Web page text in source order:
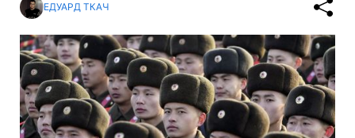
ЕДУАРД ТКАЧ